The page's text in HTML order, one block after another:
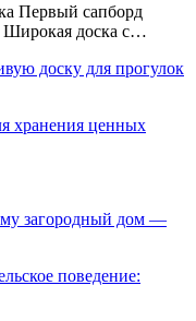
Первый сапборд
Широкая доска с…
доску для прогулок
хранения ценных
загородный дом —
поведение: